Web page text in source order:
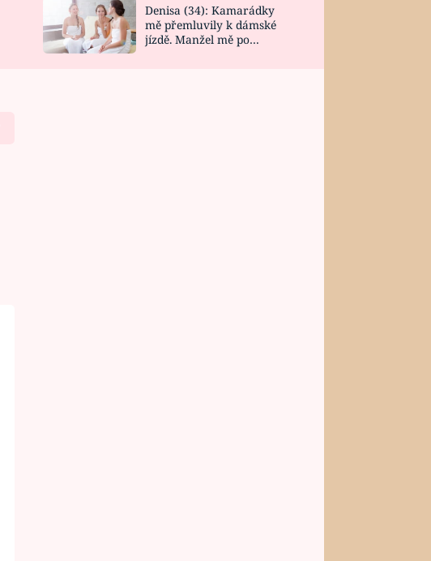
DESIGN
Denisa (34): Kamarádky
mě přemluvily k dámské
jízdě. Manžel mě po